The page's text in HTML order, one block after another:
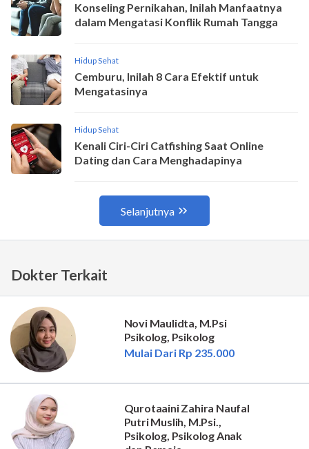
Dokter Terkait